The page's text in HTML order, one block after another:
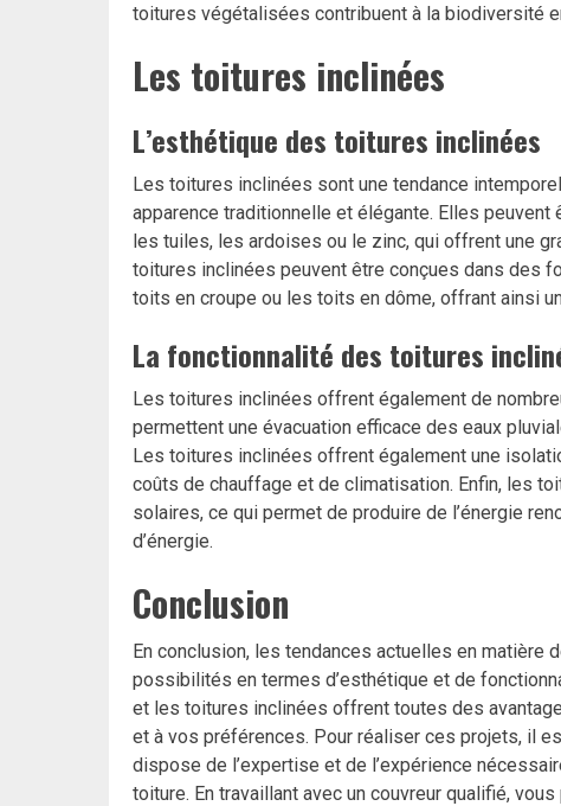
toitures végétalisées contribuent à la biodiversité
Les toitures inclinées
L’esthétique des toitures inclinées
Les toitures inclinées sont une tendance
apparence traditionnelle et élégante. Elles
les tuiles, les ardoises ou le zinc, qui offrent une
toitures inclinées peuvent être conçues dans des
toits en croupe ou les toits en dôme, offrant ainsi
La fonctionnalité des toitures
Les toitures inclinées offrent également de
permettent une évacuation efficace des eaux
Les toitures inclinées offrent également une
coûts de chauffage et de climatisation. Enfin, les
solaires, ce qui permet de produire de l’énergie
d’énergie.
Conclusion
En conclusion, les tendances actuelles en
possibilités en termes d’esthétique et de
et les toitures inclinées offrent toutes des
et à vos préférences. Pour réaliser ces projets, il
dispose de l’expertise et de l’expérience
toiture. En travaillant avec un couvreur qualifié,